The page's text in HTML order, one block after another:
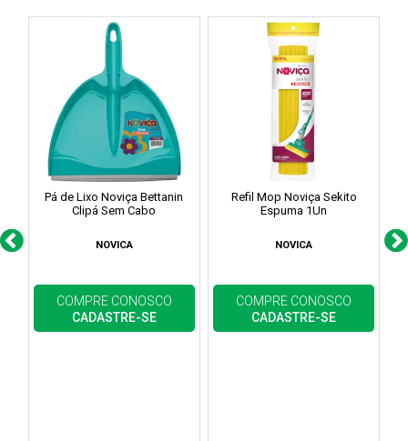
Pá de Lixo Noviça Bettanin
Clipá Sem Cabo
NOVICA
COMPRE CONOSCO
CADASTRE-SE
Refil Mop Noviça Sekito
Espuma 1Un
NOVICA
COMPRE CONOSCO
CADASTRE-SE